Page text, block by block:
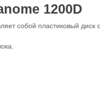
1200D
собой пластиковый диск